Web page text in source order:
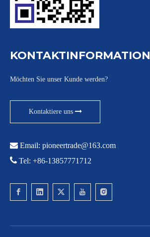
KONTAKTINFORMATION
Möchten Sie unser Kunde werden?
Kontaktiere uns
 Email: pioneertrade@163.com
 Tel: +86-13857771712